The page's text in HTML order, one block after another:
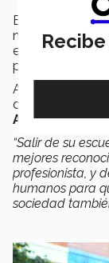
Estudiar una
nada más se
están
profesionales.
Así lo aseguró
de Santiago
Aguilar,
“Salir de su
mejores
profesionista, y
humanos para
sociedad